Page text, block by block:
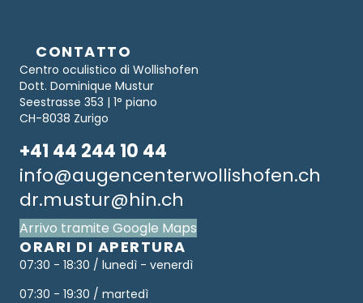
CONTATTO
Centro oculistico di Wollishofen
Dott. Dominique Mustur
Seestrasse 353 | 1° piano
CH-8038 Zurigo
+41 44 244 10 44
info@augencenterwollishofen.ch
dr.mustur@hin.ch
Arrivo tramite Google Maps
ORARI DI APERTURA
07:30 - 18:30 / lunedì - venerdì
07:30 - 19:30 / martedì